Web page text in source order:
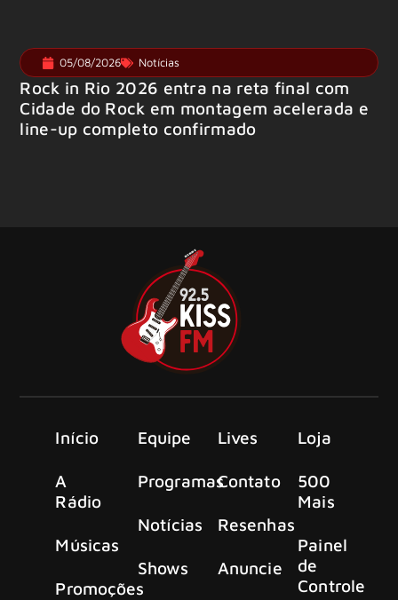
05/08/2026 Notícias
Rock in Rio 2026 entra na reta final com
Cidade do Rock em montagem acelerada e
line-up completo confirmado
Início
A
Rádio
Músicas
Promoções
Equipe
Programas
Notícias
Shows
Lives
Contato
Resenhas
Anuncie
Loja
500
Mais
Painel
de
Controle